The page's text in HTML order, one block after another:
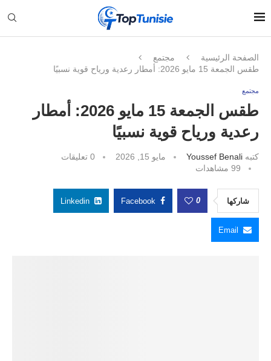
الصفحة الرئيسية
مجتمع
طقس الجمعة 15 مايو 2026: أمطار رعدية ورياح قوية نسبيًا
مجتمع
طقس الجمعة 15 مايو 2026: أمطار
رعدية ورياح قوية نسبيًا
كتبه Youssef Benali مايو 15, 2026
0 تعليقات
99 مشاهدات
شاركها 0
Facebook
Linkedin
Email